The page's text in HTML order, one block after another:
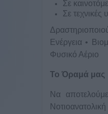
Σε
Σε
Ενέργεια •
Φυσικό Αέριο
Το Όραμά μας
Να